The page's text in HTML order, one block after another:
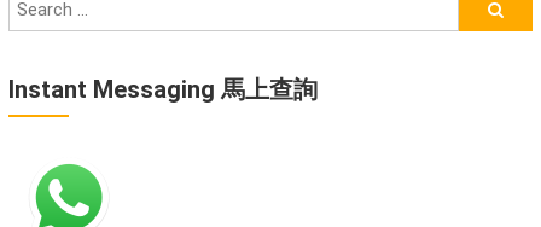
Instant Messaging 馬上查詢